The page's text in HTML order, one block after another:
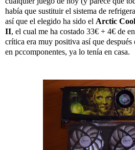
había que sustituir el sistema de
así que el elegido ha sido el Arctic
II, el cual me ha costado 33€ + 4€ de
crítica era muy positiva así que
en pccomponentes, ya lo tenía en casa.